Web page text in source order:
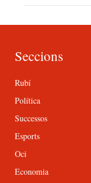
Seccions
Rubí
Política
Successos
Esports
Oci
Economia